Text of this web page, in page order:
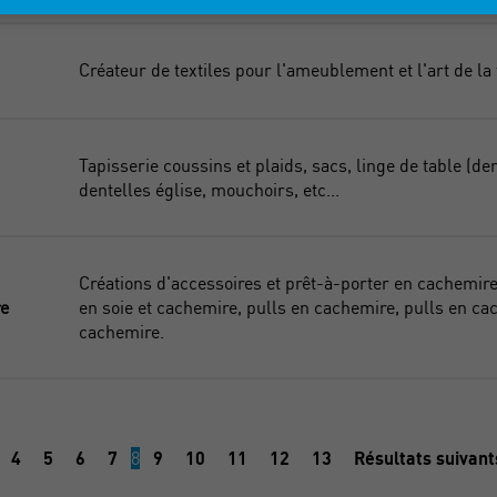
Créateur de textiles pour l'ameublement et l'art de la
Tapisserie coussins et plaids, sacs, linge de table
dentelles église, mouchoirs, etc...
Créations d'accessoires et prêt-à-porter en
en soie et cachemire, pulls en cachemire, pulls en
cachemire.
4 5 6 7 8 9 10 11 12 13 Résultats